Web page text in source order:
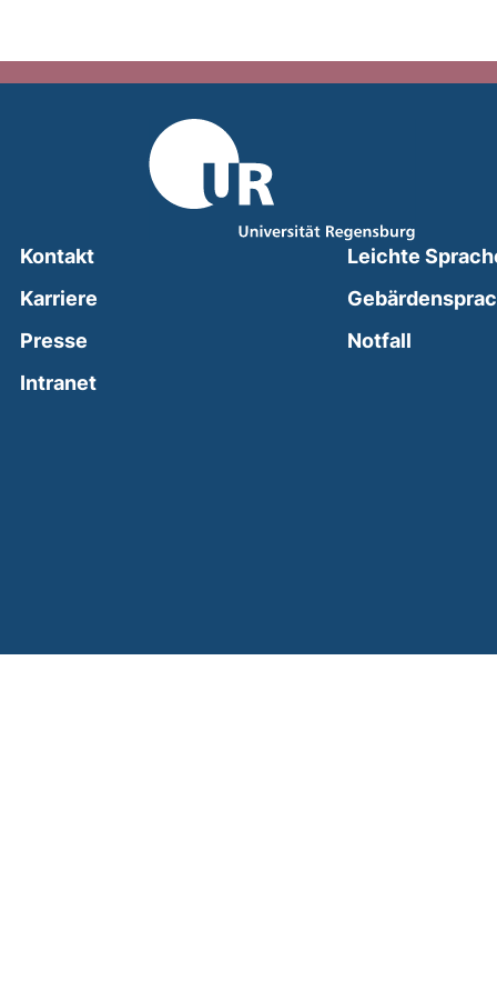
Kontakt
Karriere
Presse
Intranet(external link, opens in a new window)
Leichte
Notfall